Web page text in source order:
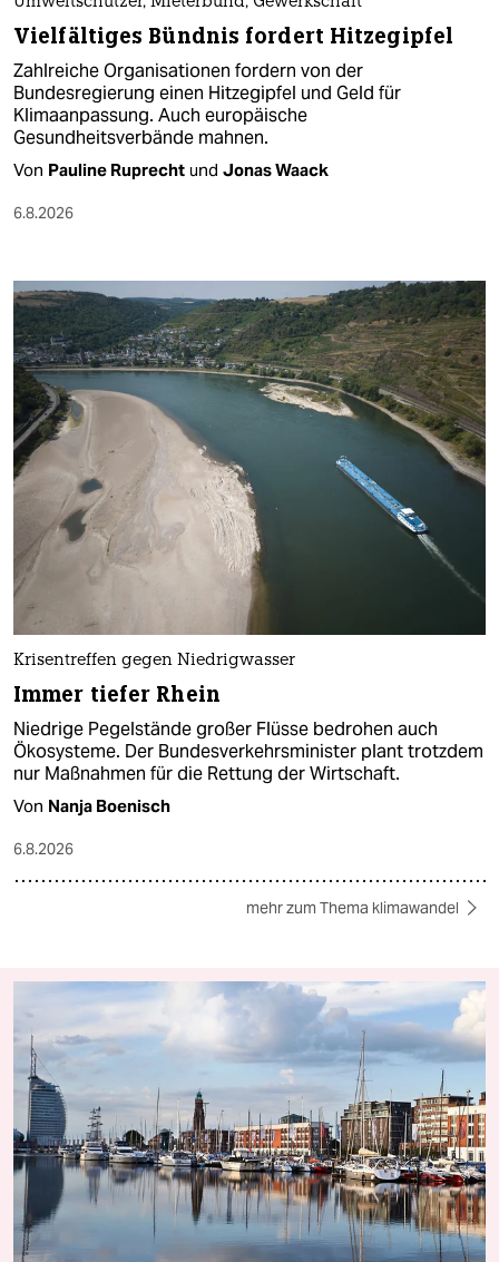
Vielfältiges Bündnis fordert Hitzegipfel
Zahlreiche Organisationen fordern von der
Bundesregierung einen Hitzegipfel und Geld für
Klimaanpassung. Auch europäische
Gesundheitsverbände mahnen.
Von Pauline Ruprecht und Jonas Waack
6.8.2026
Krisentreffen gegen Niedrigwasser
Immer tiefer Rhein
Niedrige Pegelstände großer Flüsse bedrohen auch
Ökosysteme. Der Bundesverkehrsminister plant trotzdem
nur Maßnahmen für die Rettung der Wirtschaft.
Von Nanja Boenisch
6.8.2026
mehr zum Thema klimawandel